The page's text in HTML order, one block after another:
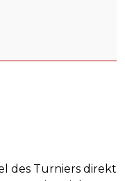
des Turniers direkt